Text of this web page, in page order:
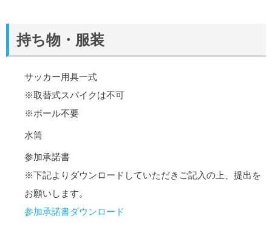
持ち物・服装
サッカー用具一式
※取替式スパイクは不可
※ボール不要
水筒
参加承諾書
※下記よりダウンロードしていただきご記入の上、提出を
お願いします。
参加承諾書ダウンロード